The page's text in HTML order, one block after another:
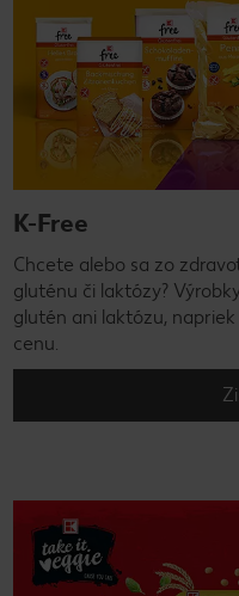
K-Free
Chcete alebo sa zo
gluténu či laktózy?
glutén ani laktózu,
cenu.